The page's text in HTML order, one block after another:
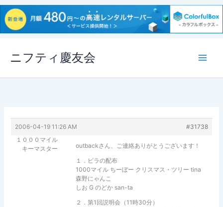
ス
ニフティ慶友会
2006-04-19 11:26 AM
#31738
１０００マイル
キーマスター
outbackさん、ご連絡ありがとうございます！
１．ビラの配布
1000マイル ちーぼー クリスマス・ツリー tina
森野にゃんこ
しお G のどか san-ta
２．第1回説明会（11時30分）